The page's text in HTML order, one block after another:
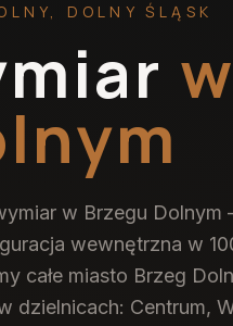
, DOLNY ŚLĄSK
w Brzegu
wewnętrzna w
całe miasto Brzeg
dzielnicach: Centrum,